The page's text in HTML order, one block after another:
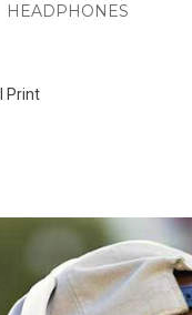
HEADPHONES
Print